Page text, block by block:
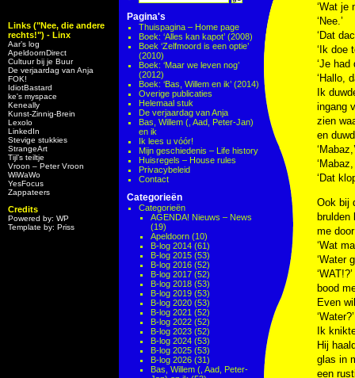
Links ("Nee, die andere
rechts!") - Linx
Aar’s log
ApeldoornDirect
Cultuur bij je Buur
De verjaardag van Anja
FOK!
IdiotBastard
ke's myspace
Keneally
Kunst-Zinnig-Brein
Lexolo
LinkedIn
Stevige stukkies
StrangeArt
Tijl’s teiltje
Vroon – Peter Vroon
WiWaWo
YesFocus
Zappateers
Credits
Powered by: WP
Template by: Priss
Pagina's
Thuispagina – Home page
Boek: ‘Alles kan kapot’ (2008)
Boek ‘Zelfmoord is een optie’
(2010)
Boek: ‘Maar we leven nog’
(2012)
Boek: ‘Bas, Willem en ik’ (2014)
Overige publicaties
Helemaal stuk
De verjaardag van Anja
Bas, Willem (, Aad, Peter-Jan)
en ik
Ik lees u vóór!
Mijn geschiedenis – Life history
Huisregels – House rules
Privacybeleid
Contact
Categorieën
Categorieën
AGENDA! Nieuws – News
(19)
Apeldoorn (10)
B-log 2014 (61)
B-log 2015 (53)
B-log 2016 (52)
B-log 2017 (52)
B-log 2018 (53)
B-log 2019 (53)
B-log 2020 (53)
B-log 2021 (52)
B-log 2022 (52)
B-log 2023 (52)
B-log 2024 (53)
B-log 2025 (53)
B-log 2026 (31)
Bas, Willem (, Aad, Peter-
‘Wat je
‘Nee.’
‘Dat
‘Ik doe
‘Je had
‘Hallo,
Ik
ingang
zien
en
‘Dat
Ook bij
me
‘Wat
‘Water
bood
Even
Ik
Hij
glas in
een